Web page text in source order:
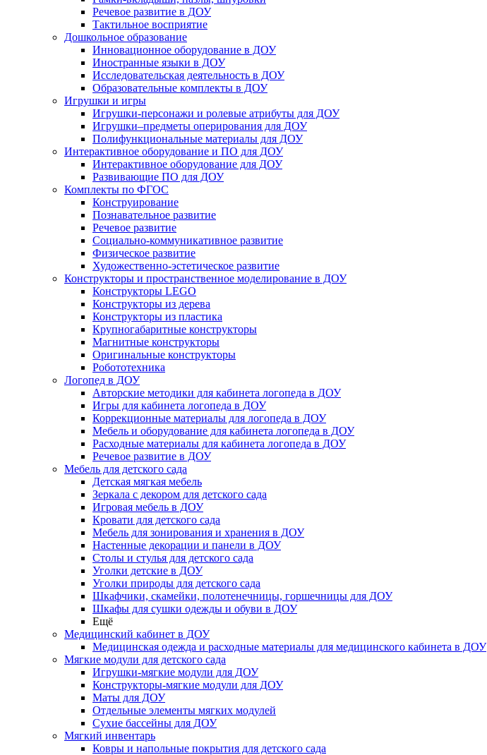
Речевое развитие в ДОУ
Тактильное восприятие
Дошкольное образование
Инновационное оборудование в ДОУ
Иностранные языки в ДОУ
Исследовательская деятельность в ДОУ
Образовательные комплекты в ДОУ
Игрушки и игры
Игрушки-персонажи и ролевые атрибуты для ДОУ
Игрушки–предметы оперирования для ДОУ
Полифункциональные материалы для ДОУ
Интерактивное оборудование и ПО для ДОУ
Интерактивное оборудование для ДОУ
Развивающие ПО для ДОУ
Комплекты по ФГОС
Конструирование
Познавательное развитие
Речевое развитие
Социально-коммуникативное развитие
Физическое развитие
Художественно-эстетическое развитие
Конструкторы и пространственное моделирование в ДОУ
Конструкторы LEGO
Конструкторы из дерева
Конструкторы из пластика
Крупногабаритные конструкторы
Магнитные конструкторы
Оригинальные конструкторы
Робототехника
Логопед в ДОУ
Авторские методики для кабинета логопеда в ДОУ
Игры для кабинета логопеда в ДОУ
Коррекционные материалы для логопеда в ДОУ
Мебель и оборудование для кабинета логопеда в ДОУ
Расходные материалы для кабинета логопеда в ДОУ
Речевое развитие в ДОУ
Мебель для детского сада
Детская мягкая мебель
Зеркала с декором для детского сада
Игровая мебель в ДОУ
Кровати для детского сада
Мебель для зонирования и хранения в ДОУ
Настенные декорации и панели в ДОУ
Столы и стулья для детского сада
Уголки детские в ДОУ
Уголки природы для детского сада
Шкафчики, скамейки, полотенечницы, горшечницы для ДОУ
Шкафы для сушки одежды и обуви в ДОУ
Ещё
Медицинский кабинет в ДОУ
Медицинская одежда и расходные материалы для медицинского кабинета в ДОУ
Мягкие модули для детского сада
Игрушки-мягкие модули для ДОУ
Конструкторы-мягкие модули для ДОУ
Маты для ДОУ
Отдельные элементы мягких модулей
Сухие бассейны для ДОУ
Мягкий инвентарь
Ковры и напольные покрытия для детского сада